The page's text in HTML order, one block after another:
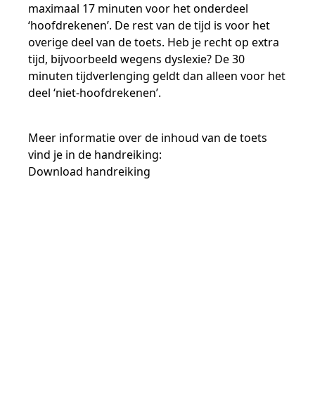
maximaal 17 minuten voor het onderdeel
‘hoofdrekenen’. De rest van de tijd is voor het
overige deel van de toets. Heb je recht op extra
tijd, bijvoorbeeld wegens dyslexie? De 30
minuten tijdverlenging geldt dan alleen voor het
deel ‘niet-hoofdrekenen’.
Meer informatie over de inhoud van de toets
vind je in de handreiking:
Download handreiking